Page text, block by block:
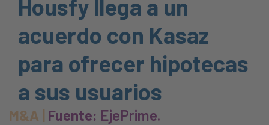
Housfy llega a un
acuerdo con Kasaz
para ofrecer hipotecas
a sus usuarios
M&A | Fuente: EjePrime.